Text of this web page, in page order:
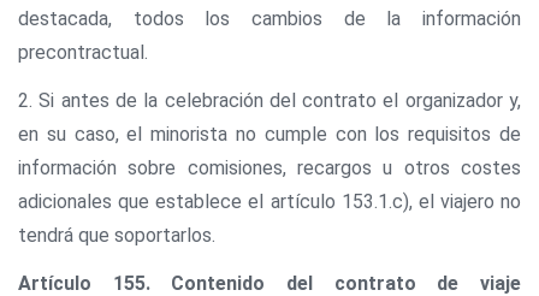
destacada, todos los cambios de la información
precontractual.
2. Si antes de la celebración del contrato el organizador y,
en su caso, el minorista no cumple con los requisitos de
información sobre comisiones, recargos u otros costes
adicionales que establece el artículo 153.1.c), el viajero no
tendrá que soportarlos.
Artículo 155. Contenido del contrato de viaje